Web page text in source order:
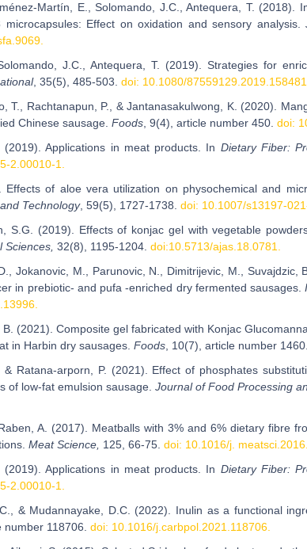
Martín, E., Solomando, J.C., Antequera, T. (2018).
Effect on oxidation and sensory analysis.
J.C., Antequera, T. (2019). Strategies for
, 35(5), 485-503. doi: 10.1080/
T., Rachtanapun, P., & Jantanasakulwong, K. (2020).
Chinese sausage. Foods , 9(4), article number 450. doi:
Applications in meat products. In Dietary Fiber:
2.00010-1.
Effects of aloe vera utilization on physochemical and
Technology, 59(5), 1727-1738. doi: 10.1007/s13197-
S.G. (2019). Effects of konjac gel with vegetable
32(8), 1195-1204. doi:10.5713/ajas.18.0781.
Jokanovic, M., Parunovic, N., Dimitrijevic, M., Suvajdzic,
in prebiotic- and pufa -enriched dry fermented sausages.
(2021). Composite gel fabricated with Konjac
in Harbin dry sausages. Foods , 10(7), article number 1460.
Ratana-arporn, P. (2021). Effect of phosphates
of low-fat emulsion sausage. Journal of Food Processing
A. (2017). Meatballs with 3% and 6% dietary fibre
Meat Science, 125, 66-75. doi: 10.1016/j.
Applications in meat products. In Dietary Fiber:
2.00010-1.
& Mudannayake, D.C. (2022). Inulin as a functional
number 118706. doi: 10.1016/j.carbpol.2021.118706.